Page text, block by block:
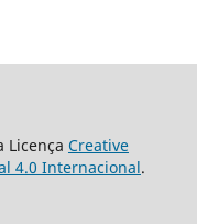
Licença Creative
4.0 Internacional.